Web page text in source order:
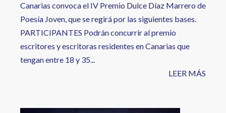
Canarias convoca el IV Premio Dulce Díaz Marrero de
Poesía Joven, que se regirá por las siguientes bases.
PARTICIPANTES Podrán concurrir al premio
escritores y escritoras residentes en Canarias que
tengan entre 18 y 35...
LEER MÁS